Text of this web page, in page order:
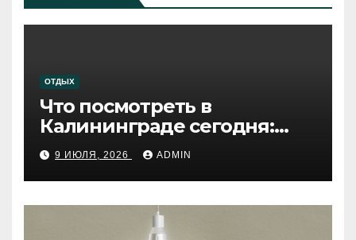
ОТДЫХ
Что посмотреть в
Калининграде сегодня:
путеводитель по самому
западному городу России
9 ИЮЛЯ, 2026 ADMIN